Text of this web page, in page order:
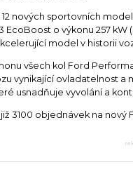
12 nových sportovních
EcoBoost o výkonu 257 kW
model v historii
všech kol Ford
vynikající ovladatelnost
usnadňuje vyvolání a
3100 objednávek na nový